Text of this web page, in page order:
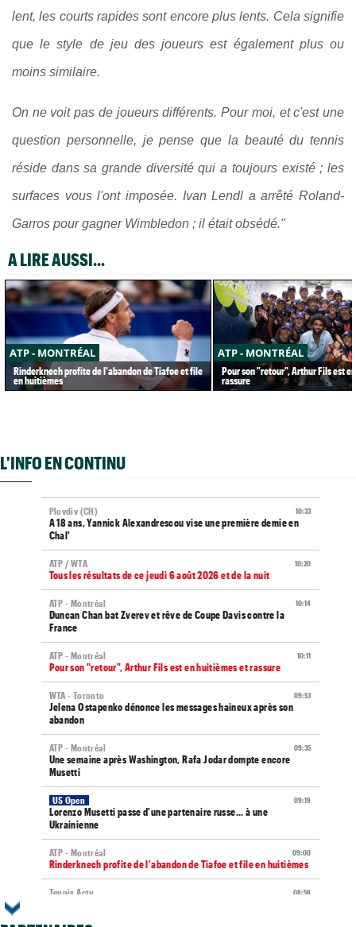
lent, les courts rapides sont encore plus lents. Cela signifie
que le style de jeu des joueurs est également plus ou
moins similaire.
On ne voit pas de joueurs différents. Pour moi, et c'est une
question personnelle, je pense que la beauté du tennis
réside dans sa grande diversité qui a toujours existé ; les
surfaces vous l'ont imposée. Ivan Lendl a arrêté Roland-
Garros pour gagner Wimbledon ; il était obsédé."
A LIRE AUSSI...
ATP - MONTRÉAL
Rinderknech profite de l'abandon de Tiafoe et file
en huitièmes
ATP - MONTRÉAL
Pour son "retour", Arthur Fils est
rassure
L'INFO EN CONTINU
10:33
Plovdiv (CH)
A 18 ans, Yannick Alexandrescou vise une première demie en
Chal'
10:20
ATP / WTA
Tous les résultats de ce jeudi 6 août 2026 et de la nuit
10:14
ATP - Montréal
Duncan Chan bat Zverev et rêve de Coupe Davis contre la
France
10:11
ATP - Montréal
Pour son "retour", Arthur Fils est en huitièmes et rassure
09:53
WTA - Toronto
Jelena Ostapenko dénonce les messages haineux après son
abandon
09:35
ATP - Montréal
Une semaine après Washington, Rafa Jodar dompte encore
Musetti
09:19
US Open
Lorenzo Musetti passe d'une partenaire russe... à une
Ukrainienne
09:00
ATP - Montréal
Rinderknech profite de l'abandon de Tiafoe et file en huitièmes
08:58
Tennis Actu